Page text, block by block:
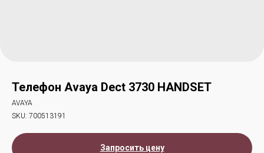
Телефон Avaya Dect 3730 HANDSET
AVAYA
SKU: 700513191
Запросить цену